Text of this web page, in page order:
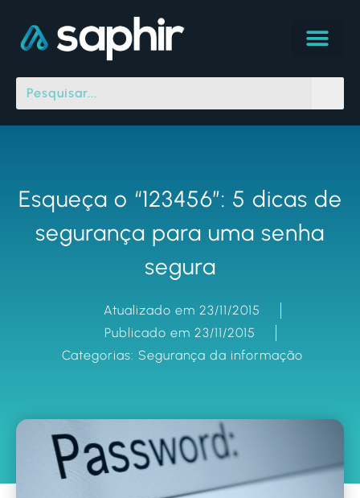
Esqueça o “123456”: 5 dicas de
segurança para uma senha
segura
Atualizado em 23/11/2015
Publicado em 23/11/2015
Categorias: Segurança da informação